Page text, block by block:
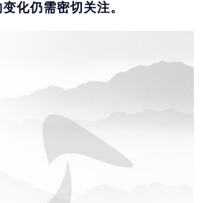
化仍需密切关注。